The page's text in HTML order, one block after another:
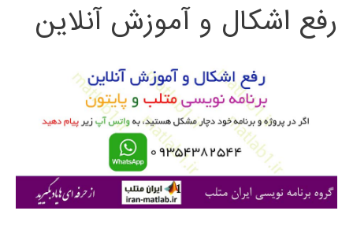
ج
ی
رفع اشکال و آموزش آنلاین